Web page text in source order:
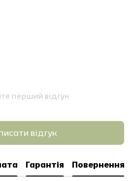
перший відгук
відгук
Гарантія Повернення